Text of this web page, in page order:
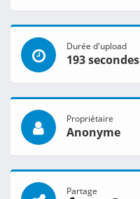
Durée d'upload
193 secondes
Propriétaire
Anonyme
Partage